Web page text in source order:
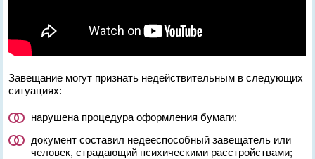
Завещание могут признать недействительным в следующих
ситуациях:
нарушена процедура оформления бумаги;
документ составил недееспособный завещатель или
человек, страдающий психическими расстройствами;